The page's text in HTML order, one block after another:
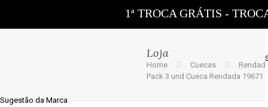
1ª TROCA GRÁTIS -
Sugestão da Marca
Loja
Home Cuecas
Pack 3 und Cueca Rendada 19671